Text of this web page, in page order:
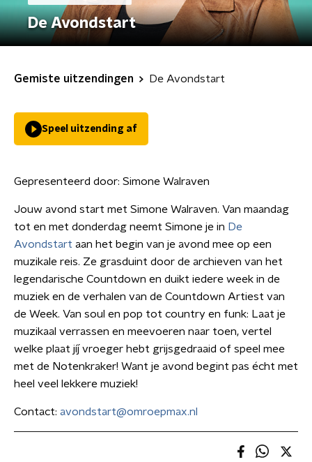
De Avondstart
Gemiste uitzendingen De Avondstart
Speel uitzending af
Gepresenteerd door: Simone Walraven
Jouw avond start met Simone Walraven. Van maandag
tot en met donderdag neemt Simone je in De
Avondstart aan het begin van je avond mee op een
muzikale reis. Ze grasduint door de archieven van het
legendarische Countdown en duikt iedere week in de
muziek en de verhalen van de Countdown Artiest van
de Week. Van soul en pop tot country en funk: Laat je
muzikaal verrassen en meevoeren naar toen, vertel
welke plaat jíj vroeger hebt grijsgedraaid of speel mee
met de Notenkraker! Want je avond begint pas écht met
heel veel lekkere muziek!
Contact: avondstart@omroepmax.nl